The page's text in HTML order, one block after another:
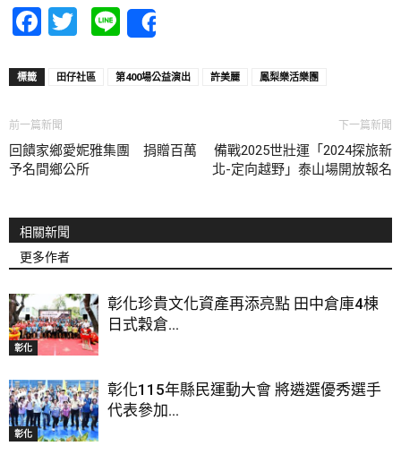
Facebook
Twitter
Line
標籤 田仔社區 第400場公益演出 許美麗 鳳梨樂活樂團
前一篇新聞
回饋家鄉愛妮雅集團 捐贈百萬
予名間鄉公所
下一篇新聞
備戰2025世壯運「2024探旅新
北-定向越野」泰山場開放報名
相關新聞
更多作者
彰化
彰化珍貴文化資產再添亮點 田中倉庫4棟
日式穀倉...
彰化
彰化115年縣民運動大會 將遴選優秀選手
代表參加...